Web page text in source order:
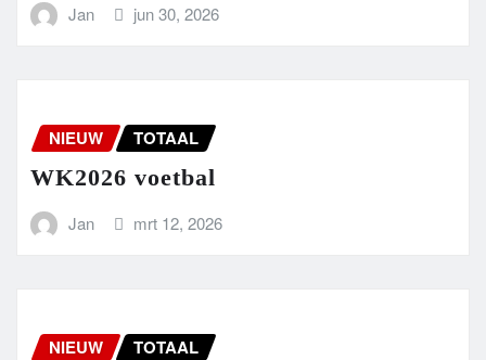
Jan jun 30, 2026
NIEUW TOTAAL
WK2026 voetbal
Jan mrt 12, 2026
NIEUW TOTAAL